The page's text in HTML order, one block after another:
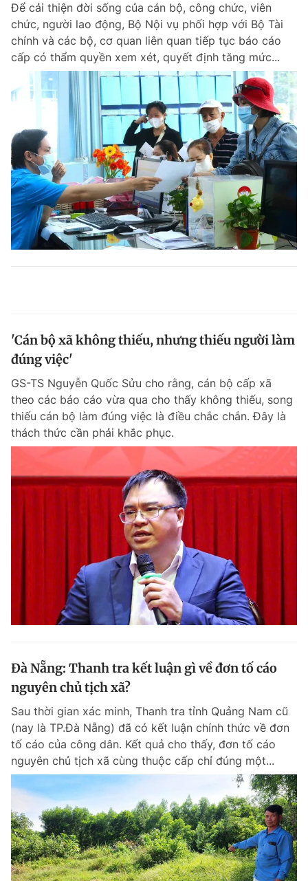
Để cải thiện đời sống của cán bộ, công chức, viên
chức, người lao động, Bộ Nội vụ phối hợp với Bộ Tài
chính và các bộ, cơ quan liên quan tiếp tục báo cáo
cấp có thẩm quyền xem xét, quyết định tăng mức...
'Cán bộ xã không thiếu, nhưng thiếu người làm
đúng việc'
GS-TS Nguyễn Quốc Sửu cho rằng, cán bộ cấp xã
theo các báo cáo vừa qua cho thấy không thiếu, song
thiếu cán bộ làm đúng việc là điều chắc chắn. Đây là
thách thức cần phải khắc phục.
Đà Nẵng: Thanh tra kết luận gì về đơn tố cáo
nguyên chủ tịch xã?
Sau thời gian xác minh, Thanh tra tỉnh Quảng Nam cũ
(nay là TP.Đà Nẵng) đã có kết luận chính thức về đơn
tố cáo của công dân. Kết quả cho thấy, đơn tố cáo
nguyên chủ tịch xã cùng thuộc cấp chỉ đúng một...